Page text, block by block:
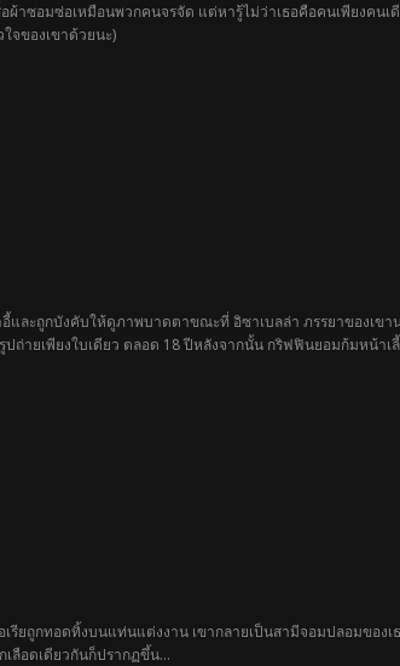
ผ้าซอมซ่อเหมือนพวกคนจรจัด แต่หารู้ไม่ว่าเธอคือคนเพียงคน
จของเขาด้วยนะ)
และถูกบังคับให้ดูภาพบาดตาขณะที่ อิซาเบลล่า ภรรยาของเข
ถ่ายเพียงใบเดียว ตลอด 18 ปีหลังจากนั้น กริฟฟินยอมก้มหน้า
ยถูกทอดทิ้งบนแท่นแต่งงาน เขากลายเป็นสามีจอมปลอมของ
เลือดเดียวกันก็ปรากฏขึ้น…